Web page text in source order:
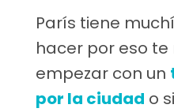
París tiene
hacer por eso
empezar con un
por la ciudad o